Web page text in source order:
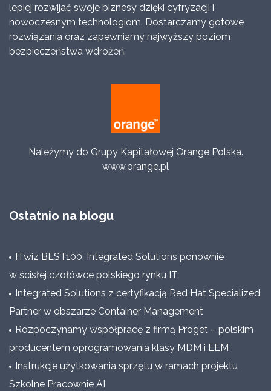
lepiej rozwijać swoje biznesy dzięki cyfryzacji i
nowoczesnym technologiom. Dostarczamy gotowe
rozwiązania oraz zapewniamy najwyższy poziom
bezpieczeństwa wdrożeń.
Należymy do Grupy Kapitałowej Orange Polska.
www.orange.pl
Ostatnio na blogu
ITwiz BEST100: Integrated Solutions ponownie
w ścisłej czołówce polskiego rynku IT
Integrated Solutions z certyfikacją Red Hat Specialized
Partner w obszarze Container Management
Rozpoczynamy współpracę z firmą Proget – polskim
producentem oprogramowania klasy MDM i EEM
Instrukcje użytkowania sprzętu w ramach projektu
Szkolne Pracownie AI